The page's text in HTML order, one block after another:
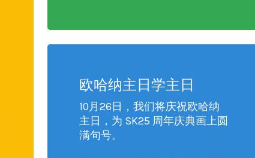
欧哈纳主日学主日
10月26日，我们将庆祝欧哈纳
主日，为 SK25 周年庆典画上圆
满句号。